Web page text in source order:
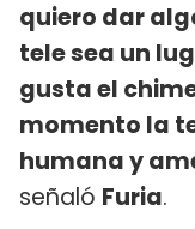
quiero dar
tele sea un
gusta el
momento la
humana y
señaló Furia.